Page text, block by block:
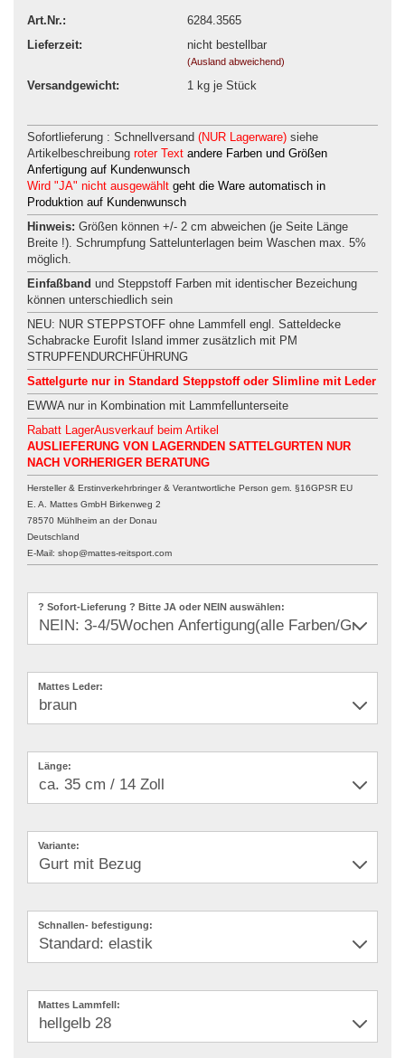
Art.Nr.:
6284.3565
Lieferzeit:
nicht bestellbar
(Ausland abweichend)
Versandgewicht: 1 kg je Stück
Sofortlieferung : Schnellversand (NUR Lagerware) siehe
Artikelbeschreibung roter Text andere Farben und Größen
Anfertigung auf Kundenwunsch
Wird "JA" nicht ausgewählt geht die Ware automatisch in
Produktion auf Kundenwunsch
Hinweis: Größen können +/- 2 cm abweichen (je Seite Länge
Breite !). Schrumpfung Sattelunterlagen beim Waschen max. 5%
möglich.
Einfaßband und Steppstoff Farben mit identischer Bezeichung
können unterschiedlich sein
NEU: NUR STEPPSTOFF ohne Lammfell engl. Satteldecke
Schabracke Eurofit Island immer zusätzlich mit PM
STRUPFENDURCHFÜHRUNG
Sattelgurte nur in Standard Steppstoff oder Slimline mit Leder
EWWA nur in Kombination mit Lammfellunterseite
Rabatt LagerAusverkauf beim Artikel
AUSLIEFERUNG VON LAGERNDEN SATTELGURTEN NUR
NACH VORHERIGER BERATUNG
Hersteller & Erstinverkehrbringer & Verantwortliche Person gem. §16GPSR EU
E. A. Mattes GmbH Birkenweg 2
78570 Mühlheim an der Donau
Deutschland
E-Mail: shop@mattes-reitsport.com
? Sofort-Lieferung ? Bitte JA oder NEIN auswählen:
Mattes Leder:
Länge:
Variante:
Schnallen- befestigung:
Mattes Lammfell: